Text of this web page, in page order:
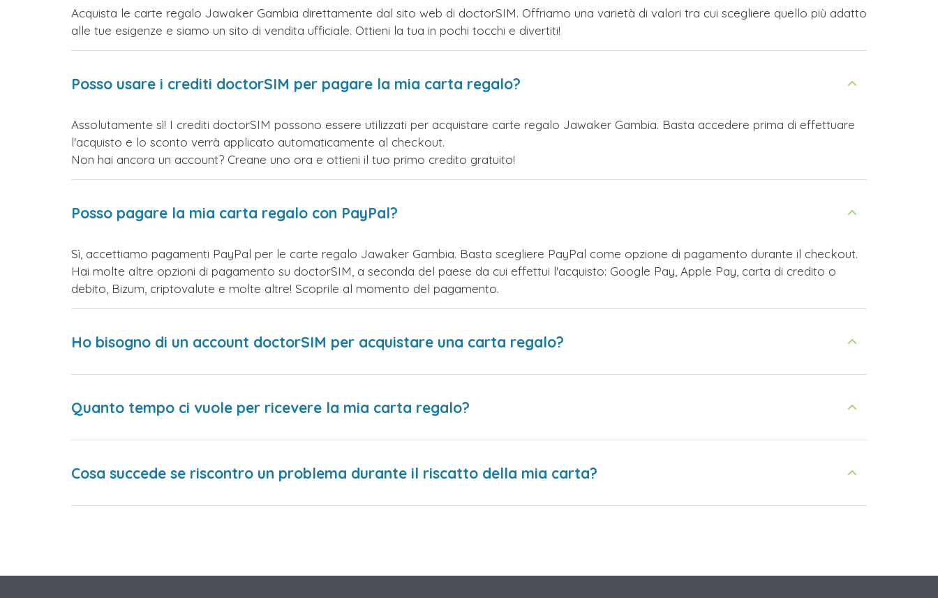
Acquista le carte regalo Jawaker Gambia direttamente dal sito web di doctorSIM. Offriamo una varietà di valori tra cui scegliere quello più adatto
alle tue esigenze e siamo un sito di vendita ufficiale. Ottieni la tua in pochi tocchi e divertiti!
Posso usare i crediti doctorSIM per pagare la mia carta regalo?
Assolutamente sì! I crediti doctorSIM possono essere utilizzati per acquistare carte regalo Jawaker Gambia. Basta accedere prima di effettuare
l'acquisto e lo sconto verrà applicato automaticamente al checkout.
Non hai ancora un account? Creane uno ora e ottieni il tuo primo credito gratuito!
Posso pagare la mia carta regalo con PayPal?
Sì, accettiamo pagamenti PayPal per le carte regalo Jawaker Gambia. Basta scegliere PayPal come opzione di pagamento durante il checkout.
Hai molte altre opzioni di pagamento su doctorSIM, a seconda del paese da cui effettui l'acquisto: Google Pay, Apple Pay, carta di credito o
debito, Bizum, criptovalute e molte altre! Scoprile al momento del pagamento.
Ho bisogno di un account doctorSIM per acquistare una carta regalo?
Quanto tempo ci vuole per ricevere la mia carta regalo?
Cosa succede se riscontro un problema durante il riscatto della mia carta?